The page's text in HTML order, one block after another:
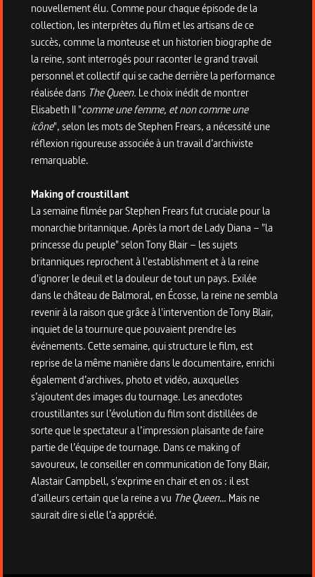
nouvellement élu. Comme pour chaque épisode de la
collection, les interprètes du film et les artisans de ce
succès, comme la monteuse et un historien biographe de
la reine, sont interrogés pour raconter le grand travail
personnel et collectif qui se cache derrière la performance
réalisée dans The Queen. Le choix inédit de montrer
Elisabeth II "comme une femme, et non comme une
icône", selon les mots de Stephen Frears, a nécessité une
réflexion rigoureuse associée à un travail d’archiviste
remarquable.
Making ofcroustillant
La semaine filmée par Stephen Frears fut cruciale pour la
monarchie britannique. Après la mort de Lady Diana – "la
princesse du peuple" selon Tony Blair – les sujets
britanniques reprochent à l'establishment et à la reine
d'ignorer le deuil et la douleur de tout un pays. Exilée
dans le château de Balmoral, en Écosse, la reine ne sembla
revenir à la raison que grâce à l'intervention de Tony Blair,
inquiet de la tournure que pouvaient prendre les
événements. Cette semaine, qui structure le film, est
reprise de la même manière dans le documentaire, enrichi
également d’archives, photo et vidéo, auxquelles
s’ajoutent des images du tournage. Les anecdotes
croustillantes sur l’évolution du film sont distillées de
sorte que le spectateur a l’impression plaisante de faire
partie de l’équipe de tournage. Dans ce making of
savoureux, le conseiller en communication de Tony Blair,
Alastair Campbell, s'exprime en chair et en os : il est
d’ailleurs certain que la reine a vu The Queen… Mais ne
saurait dire si elle l’a apprécié.